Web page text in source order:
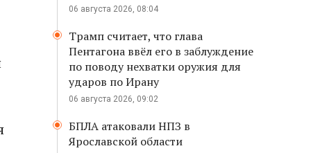
06 августа 2026, 08:04
Трамп считает, что глава
Пентагона ввёл его в заблуждение
по поводу нехватки оружия для
ударов по Ирану
06 августа 2026, 09:02
БПЛА атаковали НПЗ в
Ярославской области